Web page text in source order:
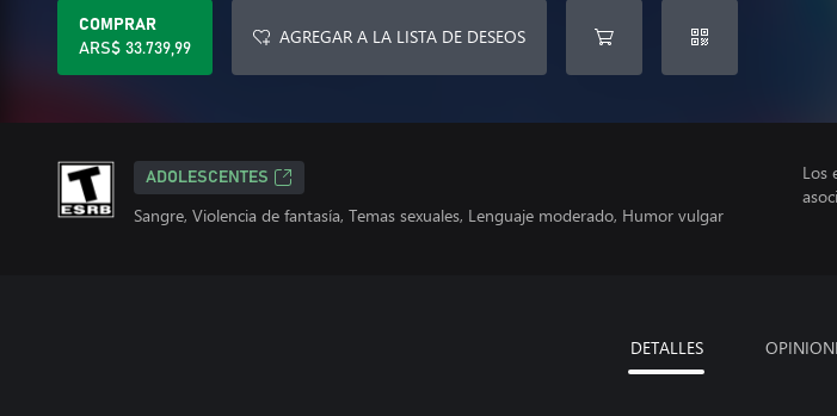
COMPRAR
ARS$ 33.739,99
AGREGAR A LA LISTA DE DESEOS
ADOLESCENTES
Sangre, Violencia de fantasía, Temas sexuales, Lenguaje moderado, Humor vulgar
Los
DETALLES